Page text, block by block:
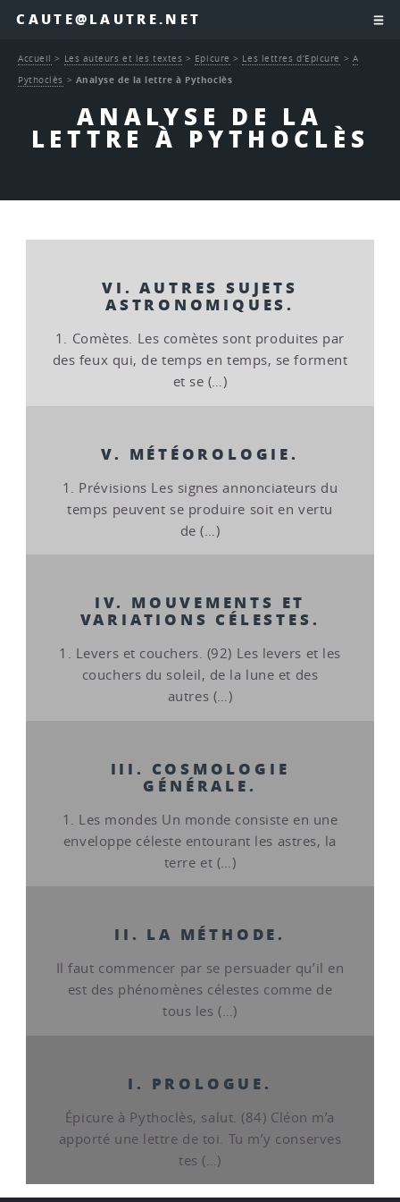
CAUTE@LAUTRE.NET
ANALYSE DE LA
LETTRE À PYTHOCLÈS
Accueil > Les auteurs et les textes > Epicure > Les lettres d’Epicure > A
Pythoclès > Analyse de la lettre à Pythoclès
VI. AUTRES SUJETS
ASTRONOMIQUES.
1. Comètes. Les comètes sont produites par
des feux qui, de temps en temps, se forment
et se (…)
V. MÉTÉOROLOGIE.
1. Prévisions Les signes annonciateurs du
temps peuvent se produire soit en vertu
de (…)
IV. MOUVEMENTS ET
VARIATIONS CÉLESTES.
1. Levers et couchers. (92) Les levers et les
couchers du soleil, de la lune et des
autres (…)
III. COSMOLOGIE
GÉNÉRALE.
1. Les mondes Un monde consiste en une
enveloppe céleste entourant les astres, la
terre et (…)
II. LA MÉTHODE.
Il faut commencer par se persuader qu’il en
est des phénomènes célestes comme de
tous les (…)
I. PROLOGUE.
Épicure à Pythoclès, salut. (84) Cléon m’a
apporté une lettre de toi. Tu m’y conserves
tes (…)